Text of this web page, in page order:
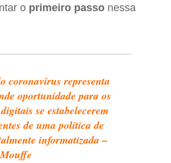
o primeiro passo nessa
coronavírus representa
oportunidade para os
se estabelecerem
de uma política de
informatizada –